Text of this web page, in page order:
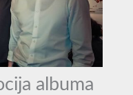
albuma